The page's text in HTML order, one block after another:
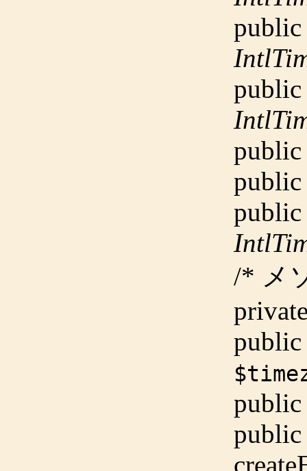
public
public
public
public
public
/* メ
public
public
public